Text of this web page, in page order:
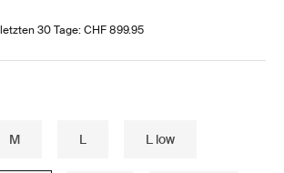
30 Tage: CHF 899.95
M L L low